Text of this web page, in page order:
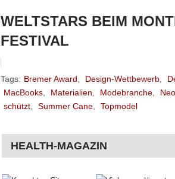
WELTSTARS BEIM
FESTIVAL
Tags: Bremer Award Design-Wettbewerb
MacBooks
Materialien Modebranche
schützt
Summer Cane Topmodel
HEALTH-MAGAZIN